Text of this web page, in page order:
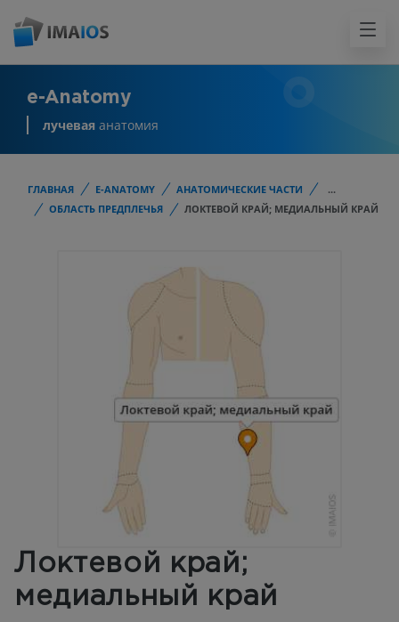
e-Anatomy
лучевая анатомия
ГЛАВНАЯ E-ANATOMY АНАТОМИЧЕСКИЕ ЧАСТИ
...
ОБЛАСТЬ ПРЕДПЛЕЧЬЯ
ЛОКТЕВОЙ КРАЙ; МЕДИАЛЬНЫЙ КРАЙ
Локтевой край;
медиальный край